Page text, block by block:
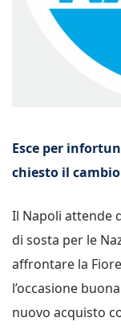
Esce per
chiesto il
Il Napoli attende
di sosta per le
affrontare la
l’occasione
nuovo acquisto